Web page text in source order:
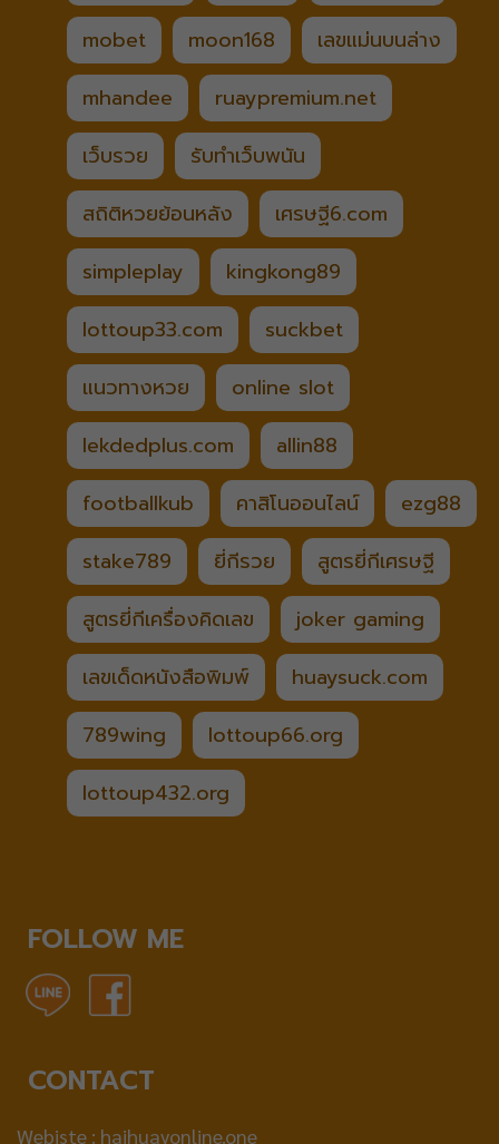
mobet
moon168
เลขแม่นบนล่าง
mhandee
ruaypremium.net
เว็บรวย
รับทำเว็บพนัน
สถิติหวยย้อนหลัง
เศรษฐี6.com
simpleplay
kingkong89
lottoup33.com
suckbet
แนวทางหวย
online slot
lekdedplus.com
allin88
footballkub
คาสิโนออนไลน์
ezg88
stake789
ยี่กีรวย
สูตรยี่กีเศรษฐี
สูตรยี่กีเครื่องคิดเลข
joker gaming
เลขเด็ดหนังสือพิมพ์
huaysuck.com
789wing
lottoup66.org
lottoup432.org
FOLLOW ME
CONTACT
Webiste : haihuayonline.one